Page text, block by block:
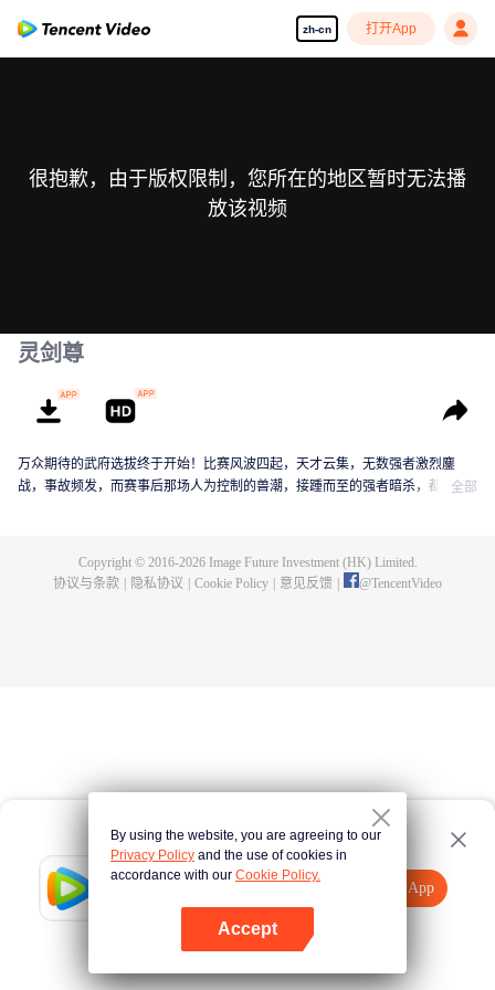
zh-cn 打开App
Tencent Video
打开App
点击此处
很抱歉，由于版权限制，您所在的地区暂时无法播
放该视频
灵剑尊
万众期待的武府选拔终于开始！比赛风波四起，天才云集，无数强者激烈鏖
战，事故频发，而赛事后那场人为控制的兽潮，接踵而至的强者暗杀，都显示
全部
Copyright © 2016-2026Image Future Investment (HK) Limited.
协议与条款
隐私协议 Cookie Policy 意见反馈 @TencentVideo
By using the website, you are agreeing to our
Privacy Policy and the use of cookies in
accordance with our Cookie Policy.
Accept